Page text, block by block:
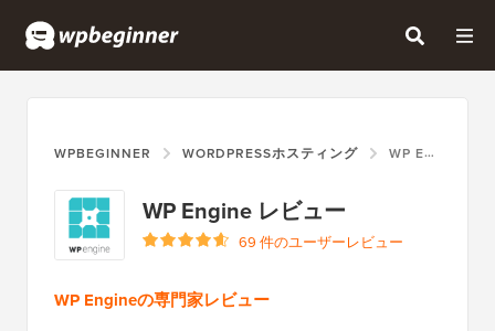
WPBEGINNER WORDPRESSホスティング WP ENGINE
WP Engine レビュー
69 件のユーザーレビュー
WP Engineの専門家レビュー